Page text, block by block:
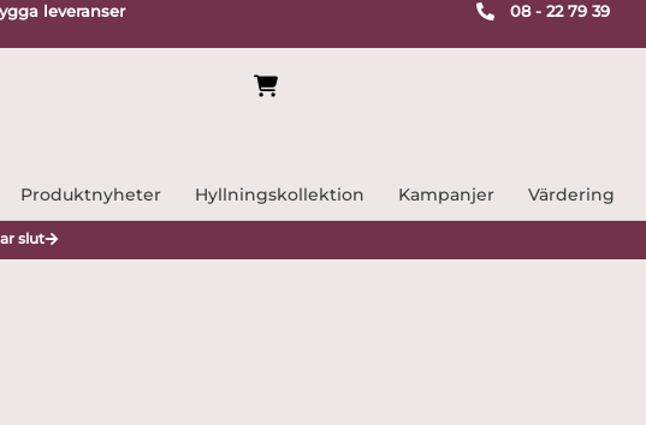
leveranser 08 - 22 79 39
Produktnyheter Hyllningskollektion Kampanjer Värdering
slut